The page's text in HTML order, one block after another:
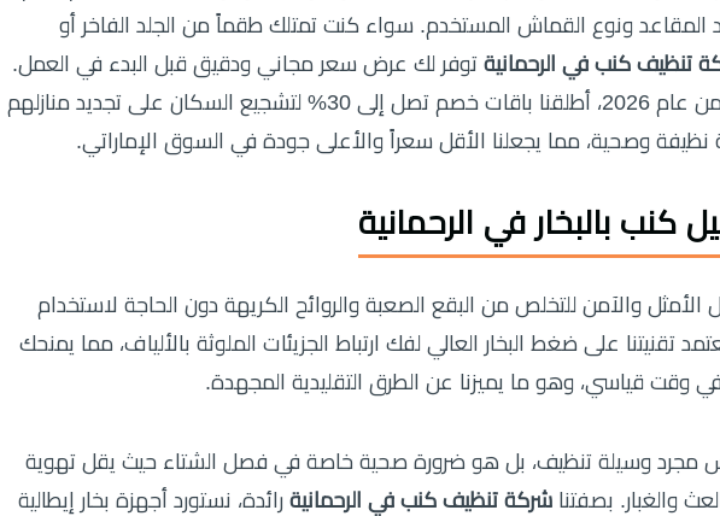
ونوع القماش المستخدم. سواء كنت تمتلك طقماً من الجلد الفاخر أو
تنظيف كنب في الرحمانية توفر لك عرض سعر مجاني ودقيق قبل البدء في العمل.
في هذا الموسم الشتوي من عام 2026، أطلقنا باقات خصم تصل إلى 30% لتشجيع السكان على تجديد منازلهم
وصحية، مما يجعلنا الأقل سعراً والأعلى جودة في السوق الإماراتي.
بالبخار في الرحمانية
الأمثل والآمن للتخلص من البقع الصعبة والروائح الكريهة دون الحاجة لاستخدام
تقنيتنا على ضغط البخار العالي لفك ارتباط الجزيئات الملوثة بالألياف، مما يمنحك
في وقت قياسي، وهو ما يميزنا عن الطرق التقليدية المجهدة.
ليس مجرد وسيلة تنظيف، بل هو ضرورة صحية خاصة في فصل الشتاء حيث يقل تهوية
والغبار. بصفتنا شركة تنظيف كنب في الرحمانية رائدة، نستورد أجهزة بخار إيطالية